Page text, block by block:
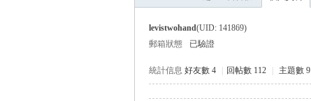
levistwohand(UID: 141869)
郵箱狀態
已驗證
統計信息 好友數 4 回帖數 112 主題數 9